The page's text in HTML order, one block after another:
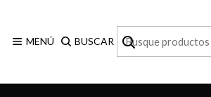
MENÚ BUSCAR